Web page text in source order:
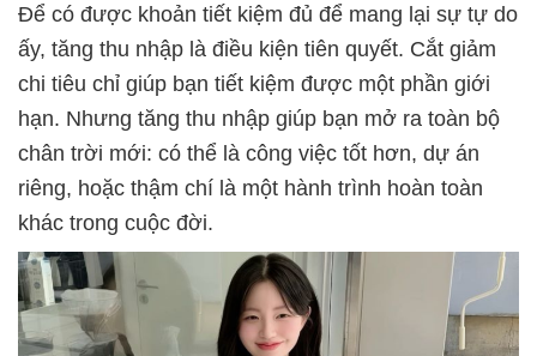
Để có được khoản tiết kiệm đủ để mang lại sự tự do
ấy, tăng thu nhập là điều kiện tiên quyết. Cắt giảm
chi tiêu chỉ giúp bạn tiết kiệm được một phần giới
hạn. Nhưng tăng thu nhập giúp bạn mở ra toàn bộ
chân trời mới: có thể là công việc tốt hơn, dự án
riêng, hoặc thậm chí là một hành trình hoàn toàn
khác trong cuộc đời.